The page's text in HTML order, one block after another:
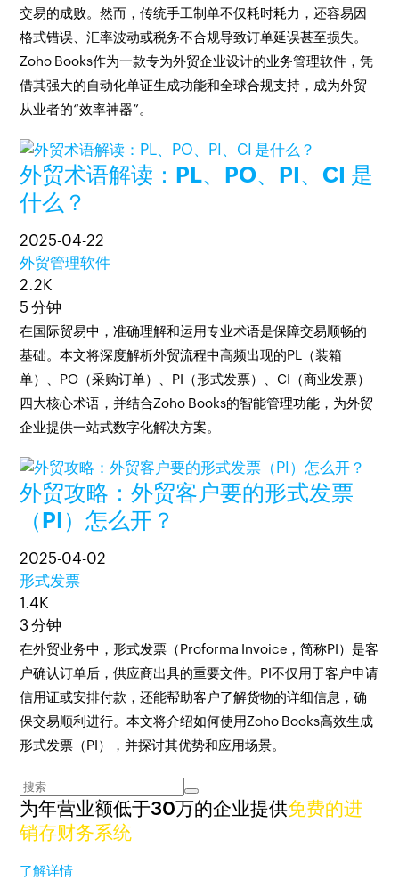
交易的成败。然而，传统手工制单不仅耗时耗力，还容易因
格式错误、汇率波动或税务不合规导致订单延误甚至损失。​​​​​​​
Zoho Books作为一款专为外贸企业设计的业务管理软件，凭
借其强大的自动化单证生成功能和全球合规支持，成为外贸
从业者的“效率神器”。
外贸术语解读：PL、PO、PI、CI 是
什么？
2025-04-22
外贸管理软件
2.2K
5 分钟
在国际贸易中，准确理解和运用专业术语是保障交易顺畅的
基础。本文将深度解析外贸流程中高频出现的PL（装箱
单）、PO（采购订单）、PI（形式发票）、CI（商业发票）
四大核心术语，并结合Zoho Books的智能管理功能，为外贸
企业提供一站式数字化解决方案。
外贸攻略：外贸客户要的形式发票
（PI）怎么开？
2025-04-02
形式发票
1.4K
3 分钟
在外贸业务中，形式发票（Proforma Invoice，简称PI）是客
户确认订单后，供应商出具的重要文件。PI不仅用于客户申请
信用证或安排付款，还能帮助客户了解货物的详细信息，确
保交易顺利进行。本文将介绍如何使用Zoho Books高效生成
形式发票（PI），并探讨其优势和应用场景。
为年营业额低于30万的企业提供免费的进
销存财务系统
了解详情